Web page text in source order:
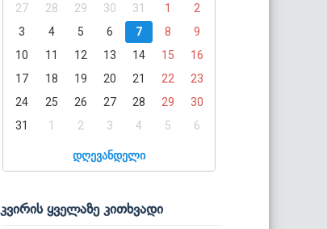
27
28 29 30 31 1
2
3
4 5 6 7 8
9
10
11 12 13 14 15
16
17
18 19 20 21 22
23
24
25 26 27 28 29
30
31
1 2 3 4 5 6
დღევანდელი
კვირის ყველაზე კითხვადი